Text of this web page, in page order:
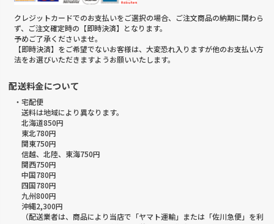
クレジットカードでのお支払いをご選択の場合、ご注文商品の納期に関わら
ず、ご注文確定時の【即時決済】となります。
予めご了承くださいませ。
【即時決済】をご希望でないお客様は、大変恐れ入りますが他のお支払い方
法をお選びいただきますようお願いいたします。
配送料金について
・宅配便
送料は地域により異なります。
北海道850円
東北780円
関東750円
信越、北陸、東海750円
関西750円
中国780円
四国780円
九州800円
沖縄2,300円
（配送業者は、商品により当店で「ヤマト運輸」または「佐川急便」を利